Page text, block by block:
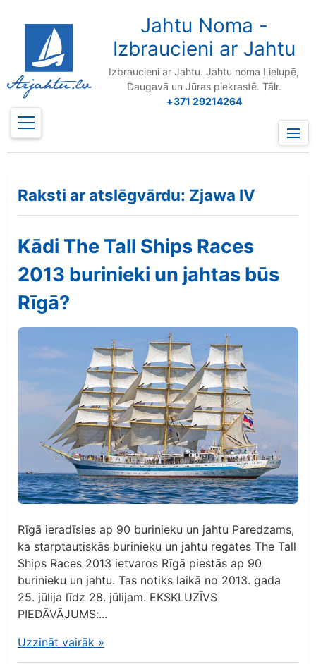
Jahtu Noma -
Izbraucieni ar Jahtu
Izbraucieni ar Jahtu. Jahtu noma Lielupē,
Daugavā un Jūras piekrastē. Tālr.
+371 29214264
Menu
Raksti ar atslēgvārdu: Zjawa IV
Kādi The Tall Ships Races
2013 burinieki un jahtas būs
Rīgā?
Rīgā ieradīsies ap 90 burinieku un jahtu Paredzams,
ka starptautiskās burinieku un jahtu regates The Tall
Ships Races 2013 ietvaros Rīgā piestās ap 90
burinieku un jahtu. Tas notiks laikā no 2013. gada
25. jūlija līdz 28. jūlijam. EKSKLUZĪVS
PIEDĀVĀJUMS:...
Uzzināt vairāk »